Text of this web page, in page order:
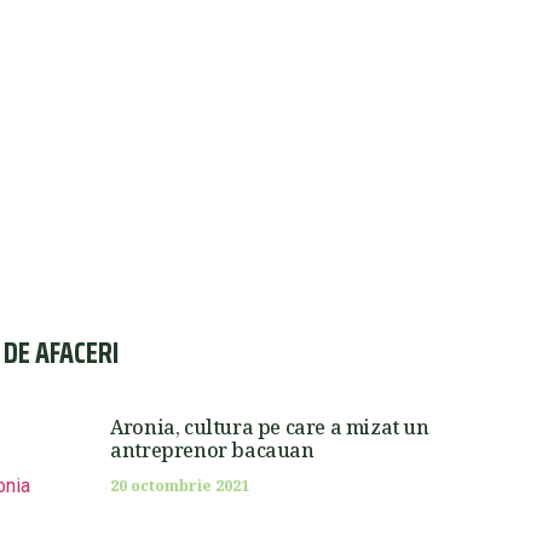
AFACERI
Aronia, cultura pe care a mizat un
antreprenor bacauan
20 octombrie 2021